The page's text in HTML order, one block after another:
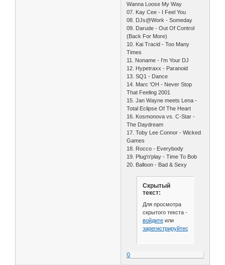
Wanna Loose My Way
07. Kay Cee - I Feel You
08. DJs@Work - Someday
09. Darude - Out Of Control
(Back For More)
10. Kai Tracid - Too Many
Times
11. Noname - I'm Your DJ
12. Hypetraxx - Paranoid
13. SQ1 - Dance
14. Marc 'OH - Never Stop
That Feeling 2001
15. Jan Wayne meets Lena -
Total Eclipse Of The Heart
16. Kosmonova vs. C-Star -
The Daydream
17. Toby Lee Connor - Wicked
Games
18. Rocco - Everybody
19. Plug'n'play - Time To Bob
20. Balloon - Bad & Sexy
Скрытый
текст:
Для просмотра
скрытого текста -
войдитеили
зарегистрируйтесь
0